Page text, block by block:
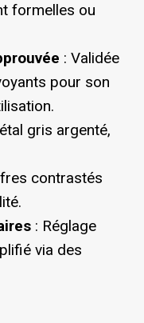
formelles ou
: Validée
pour son
gris argenté,
contrastés
: Réglage
via des